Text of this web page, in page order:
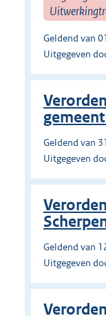
Geldend van
Uitgegeven
Geldend van
Uitgegeven
Geldend van
Uitgegeven